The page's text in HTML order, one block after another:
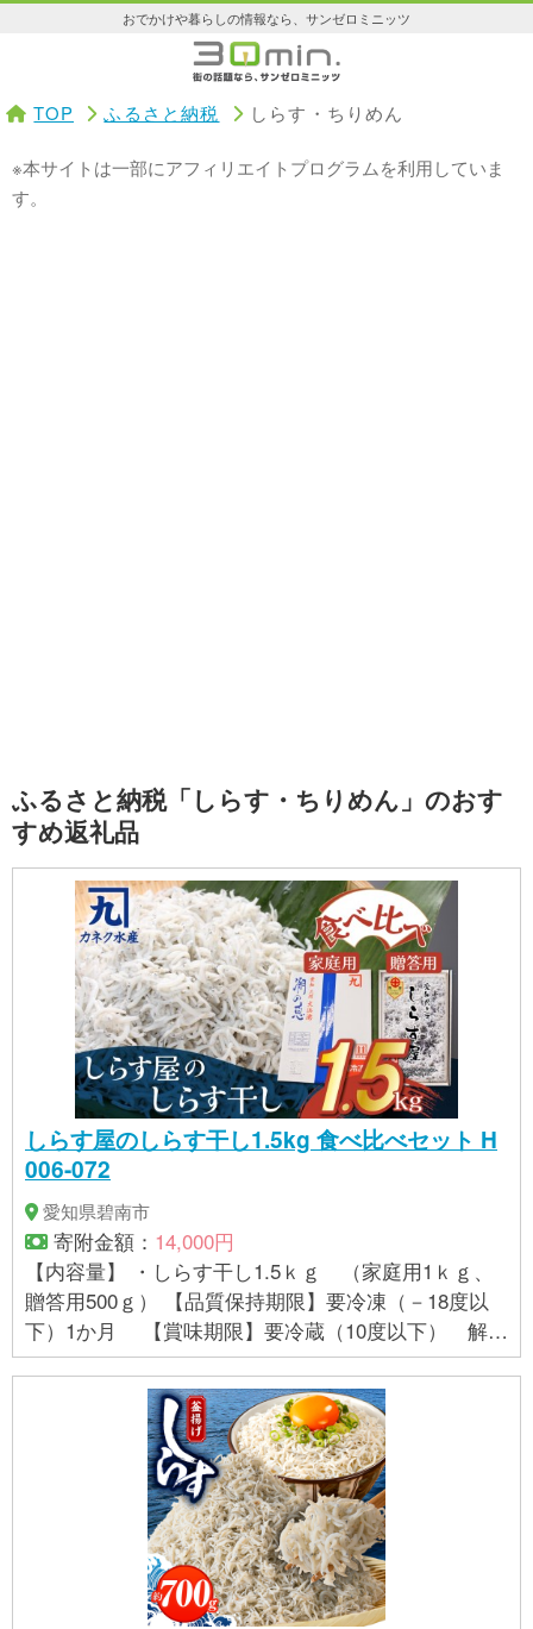
おでかけや暮らしの情報なら、サンゼロミニッツ
TOP ふるさと納税 しらす・ちりめん
※本サイトは一部にアフィリエイトプログラムを利用していま
す。
ふるさと納税「しらす・ちりめん」のおす
すめ返礼品
しらす屋のしらす干し1.5kg 食べ比べセット H
006-072
愛知県碧南市
寄附金額： 14,000円
【内容量】 ・しらす干し1.5ｋｇ （家庭用1ｋｇ、
贈答用500ｇ） 【品質保持期限】要冷凍（－18度以
下）1か月 【賞味期限】要冷蔵（10度以下） 解凍
日含む5日 【アレルギー】 特定原材料8品目は使用し
ていません 特定原材料に準ずるもの20品目は使用し
ていません 本製品は、えび、かに、いか、海生プラ
ンクトン等が混獲される漁法で採取しています。